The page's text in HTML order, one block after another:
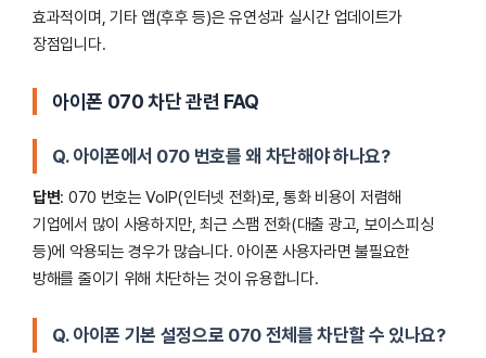
효과적이며, 기타 앱(후후 등)은 유연성과 실시간 업데이트가
장점입니다.
아이폰 070 차단 관련 FAQ
Q. 아이폰에서 070 번호를 왜 차단해야 하나요?
답변: 070 번호는 VoIP(인터넷 전화)로, 통화 비용이 저렴해
기업에서 많이 사용하지만, 최근 스팸 전화(대출 광고, 보이스피싱
등)에 악용되는 경우가 많습니다. 아이폰 사용자라면 불필요한
방해를 줄이기 위해 차단하는 것이 유용합니다.
Q. 아이폰 기본 설정으로 070 전체를 차단할 수 있나요?